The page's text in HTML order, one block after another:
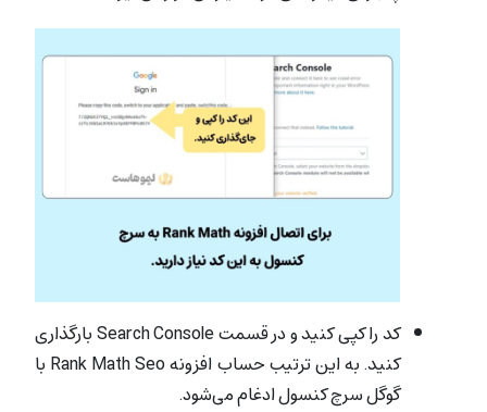
کد را کپی کنید و در قسمت Search Console بارگذاری
کنید. به این ترتیب حساب افزونه Rank Math Seo با
گوگل سرچ کنسول ادغام می‌شود.